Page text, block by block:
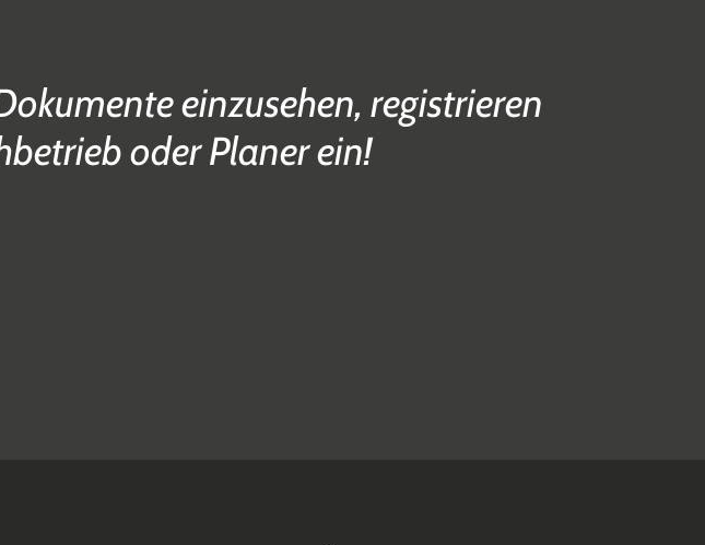
einzusehen, registrieren
oder Planer ein!